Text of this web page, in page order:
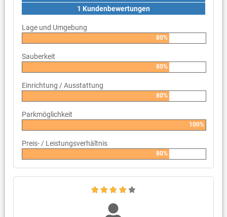
1 Kundenbewertungen
Lage und Umgebung
80%
Sauberkeit
80%
Einrichtung / Ausstattung
80%
Parkmöglichkeit
100%
Preis- / Leistungsverhältnis
80%